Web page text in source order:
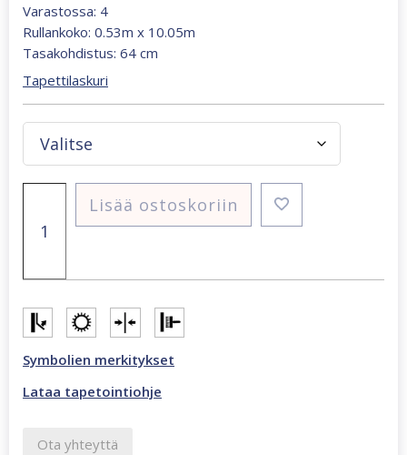
Varastossa: 4
Rullankoko: 0.53m x 10.05m
Tasakohdistus: 64 cm
Tapettilaskuri
ornamentti
määrä
Lisää ostoskoriin
Symbolien merkitykset
Lataa tapetointiohje
Ota yhteyttä